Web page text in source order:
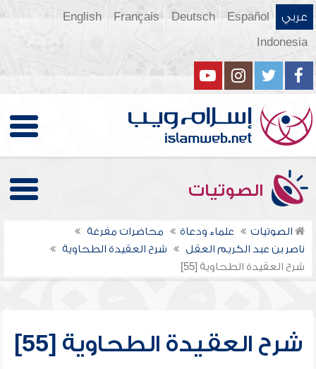
عربي Español
Deutsch
Français
English
Indonesia
الصوتيات
الصوتيات علماء ودعاة
محاضرات مفرغة
ناصر بن عبد الكريم العقل
شرح العقيدة الطحاوية
شرح العقيدة الطحاوية [55]
شرح العقيدة الطحاوية [55]